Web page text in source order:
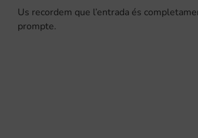
Us recordem que l’entrada és
prompte.